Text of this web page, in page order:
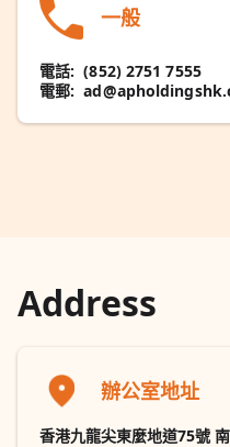
一般
電話: (852) 2751 7555
電郵:
Address
辦公室地址
香港九龍尖東麼地道75號